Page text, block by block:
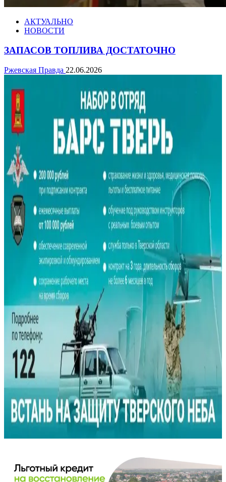
АКТУАЛЬНО
НОВОСТИ
ЗАПАСОВ ТОПЛИВА ДОСТАТОЧНО
Ржевская Правда 22.06.2026